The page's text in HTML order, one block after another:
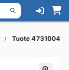
Tuote 4731004